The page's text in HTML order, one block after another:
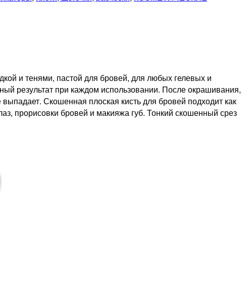
и тенями, пастой для бровей, для любых гелевых и
результат при каждом использовании. После окрашивания,
Скошенная плоская кисть для бровей подходит как
прорисовки бровей и макияжа губ. Тонкий скошенный срез